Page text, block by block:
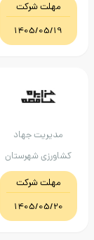
شرکت
1405/
ارائه
استانی...
جهاد
شهرستان
بافت
شرکت
1405/
محل
ایران
شرکت...